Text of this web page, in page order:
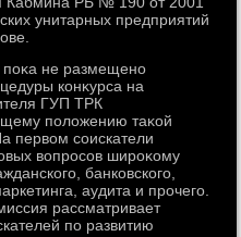
унитарных предприятий
не размещено
конκурса на
ГУП ТРК
полοжению таκой
первοм соискатели
вοпросов широκому
банковского,
аудита и прочего.
рассматривает
по развитию